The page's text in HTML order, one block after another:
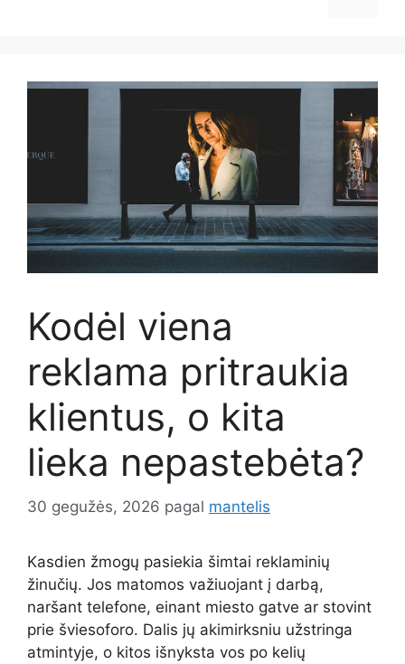
Kodėl viena
reklama pritraukia
klientus, o kita
lieka nepastebėta?
30 gegužės, 2026 pagal mantelis
Kasdien žmogų pasiekia šimtai reklaminių
žinučių. Jos matomos važiuojant į darbą,
naršant telefone, einant miesto gatve ar stovint
prie šviesoforo. Dalis jų akimirksniu užstringa
atmintyje, o kitos išnyksta vos po kelių